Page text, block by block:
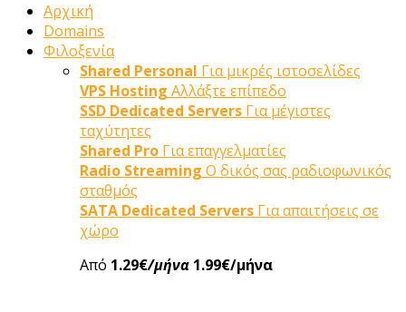
Αρχική
Domains
Φιλοξενία
Shared Personal Για μικρές ιστοσελίδες
VPS Hosting Αλλάξτε επίπεδο
SSD Dedicated Servers Για μέγιστες
ταχύτητες
Shared Pro Για επαγγελματίες
Radio Streaming Ο δικός σας ραδιοφωνικός
σταθμός
SATA Dedicated Servers Για απαιτήσεις σε
χώρο
Από 1.29€/μήνα 1.99€/μήνα